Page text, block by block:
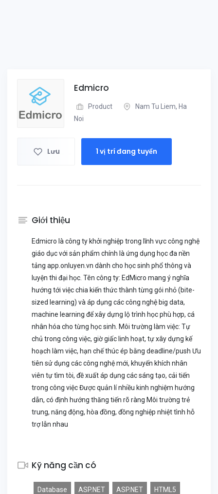
Edmicro
Product
Nam Tu Liem, Ha
Noi
Lưu 1 vị trí đang tuyển
Giới thiệu
Edmicro là công ty khởi nghiệp trong lĩnh vực công nghệ
giáo dục với sản phẩm chính là ứng dụng học đa nền
tảng app.onluyen.vn dành cho học sinh phổ thông và
luyện thi đại học. Tên công ty: EdMicro mang ý nghĩa
hướng tới việc chia kiến thức thành từng gói nhỏ (bite-
sized learning) và áp dụng các công nghệ big data,
machine learning để xây dựng lộ trình học phù hợp, cá
nhân hóa cho từng học sinh. Môi trường làm việc: Tự
chủ trong công việc, giờ giấc linh hoạt, tự xây dựng kế
hoạch làm việc, hạn chế thúc ép bằng deadline/push Ưu
tiên sử dụng các công nghệ mới, khuyến khích nhân
viên tự tìm tòi, đề xuất áp dụng các sáng tạo, cải tiến
trong công việc Được quản lí nhiều kinh nghiệm hướng
dẫn, có định hướng thăng tiến rõ ràng Môi trường trẻ
trung, năng động, hòa đồng, đồng nghiệp nhiệt tình hỗ
trợ lẫn nhau
Kỹ năng cần có
Database ASP.NET ASP.NET HTML5